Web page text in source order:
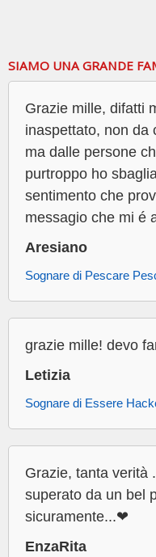
SIAMO UNA GRANDE
Grazie mille, difatti
inaspettato, non da
ma dalle persone
purtroppo ho
sentimento che
messagio che mi é
Aresiano
Sognare di Pescare
grazie mille! devo
Letizia
Sognare di Essere
Grazie, tanta verità
superato da un bel
sicuramente...❤
EnzaRita